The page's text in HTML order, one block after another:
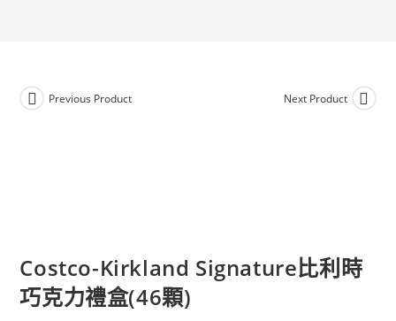
Previous Product Next Product
Costco-Kirkland Signature比利時
巧克力禮盒(46顆)